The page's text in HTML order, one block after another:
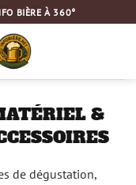
BIÈRE À 360°
&
de dégustation,